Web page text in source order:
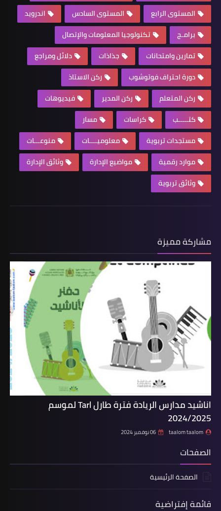
المستوى الرابع
المستوى السادس
اندرويد
برامـج
تكنولوجيا المعلومات والإتصال
تمارين وامتحانات
جذاذات
دلائل ومراجع
دورة احتراف فوتوشوب
ركن الاستاذ
ركن المتعلم
ركن المدير
فيديوهات
كتـــــب
كراسات
مسار
مستجدات تربوية
معلوميــــات
منوعـــات
موارد رقمية
مواضيع الإدارة
وثائق الإدارة
وثائق تربوية
مشاركة مميزة
اناشيد مدارس الريادة فترة طارل Tarl لموسم
2024/2025
taalom taalom 06 نوفمبر 2024
الصفحات
الصفحة الرئيسية
قائمة إفتراضية